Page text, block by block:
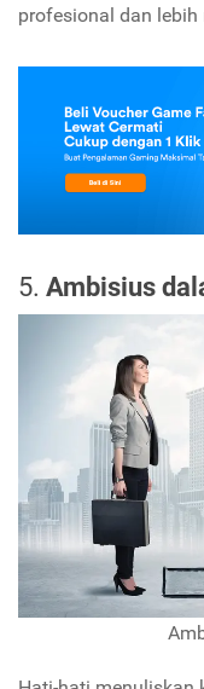
profesional dan
5. Ambisius